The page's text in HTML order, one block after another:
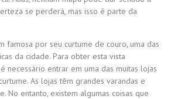
se perderá, mas isso é parte da
famosa por seu curtume de couro, uma das
da cidade. Para obter esta vista
necessário entrar em uma das muitas lojas
As lojas têm grandes varandas e
No entanto, existem algumas coisas que